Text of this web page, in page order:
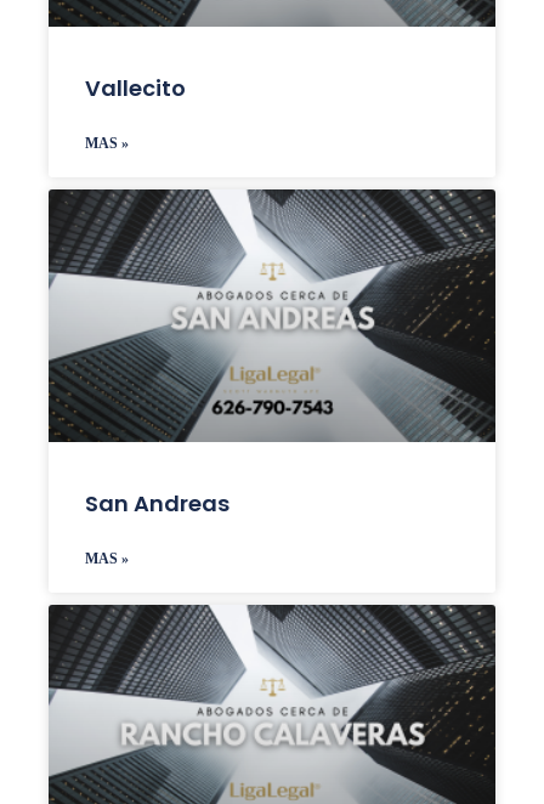
Vallecito
MAS »
San Andreas
MAS »